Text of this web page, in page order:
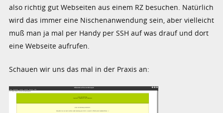
also richtig gut Webseiten aus einem RZ besuchen. Natürlich
wird das immer eine Nischenanwendung sein, aber vielleicht
muß man ja mal per Handy per SSH auf was drauf und dort
eine Webseite aufrufen.
Schauen wir uns das mal in der Praxis an: